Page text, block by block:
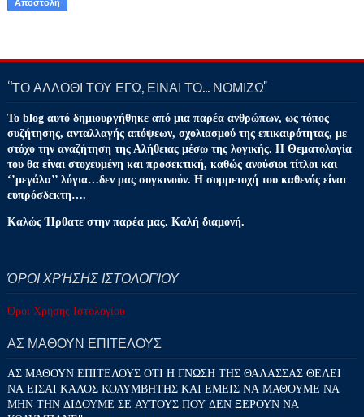
‘’ΤΟ ΑΛΛΟΘΙ ΤΟΥ ΕΓΩ, ΕΙΝΑΙ ΤΟ… ΝΟΜΙΖΩ''
Το blog αυτό δημιουργήθηκε από μια παρέα ανθρώπων, ως τόπος
συζήτησης, ανταλλαγής απόψεων, σχολιασμού της επικαιρότητας, με
στόχο την αναζήτηση της Αλήθειας μέσω της λογικής. Η Θεματολογία
του θα είναι στοχευμένη και προσεκτική, καθώς ανούσιοι τίτλοι και
‘’μεγάλα’’ λόγια…δεν μας συγκινούν. Η συμμετοχή του καθενός είναι
ευπρόσδεκτη….
Καλώς Ήρθατε στην παρέα μας. Καλή διαμονή.
ΌΡΟΙ ΧΡΉΣΗΣ ΙΣΤΟΛΟΓΊΟΥ
Όροι Χρήσης Ιστολογίου
ΑΣ ΜΑΘΟΥΝ ΕΠΙΤΕΛΟΥΣ
ΑΣ ΜΑΘΟΥΝ ΕΠΙΤΕΛΟΥΣ ΟΤΙ Η ΓΝΩΣΗ ΤΗΣ ΘΑΛΑΣΣΑΣ ΘΕΛΕΙ
ΝΑ ΕΙΣΑΙ ΚΑΛΟΣ ΚΟΛΥΜΒΗΤΗΣ ΚΑΙ ΕΜΕΙΣ ΝΑ ΜΑΘΟΥΜΕ ΝΑ
ΜΗΝ ΤΗΝ ΔΙΔΟΥΜΕ ΣΕ ΑΥΤΟΥΣ ΠΟΥ ΔΕΝ ΞΕΡΟΥΝ ΝΑ